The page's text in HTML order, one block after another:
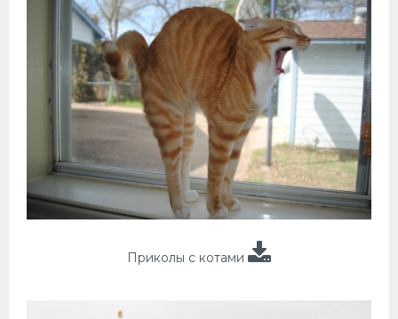
Приколы с котами